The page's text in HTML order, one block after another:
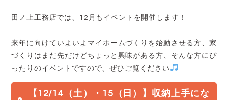
田ノ上工務店では、12月もイベントを開催します！
来年に向けていよいよマイホームづくりを始動させる方、家
づくりはまだ先だけどちょっと興味がある方、そんな方にぴ
ったりのイベントですので、ぜひご覧ください
【12/14（土）・15（日）】収納上手にな